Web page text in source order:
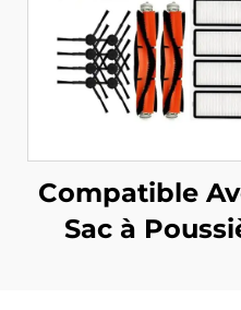
Compatible
Sac à